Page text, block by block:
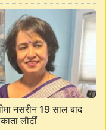
नसरीन 19 साल बाद
लौटीं